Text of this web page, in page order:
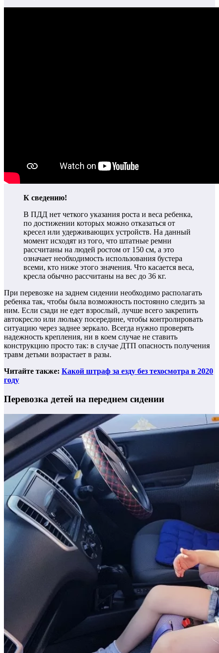
К сведению!
В ПДД нет четкого указания роста и веса ребенка,
по достижении которых можно отказаться от
кресел или удерживающих устройств. На данный
момент исходят из того, что штатные ремни
рассчитаны на людей ростом от 150 см, а это
означает необходимость использования бустера
всеми, кто ниже этого значения. Что касается веса,
кресла обычно рассчитаны на вес до 36 кг.
При перевозке на заднем сидении необходимо располагать
ребенка так, чтобы была возможность постоянно следить за
ним. Если сзади не едет взрослый, лучше всего закрепить
автокресло или люльку посередине, чтобы контролировать
ситуацию через заднее зеркало. Всегда нужно проверять
надежность крепления, ни в коем случае не ставить
конструкцию просто так: в случае ДТП опасность получения
травм детьми возрастает в разы.
Читайте также: Какой штраф за езду без техосмотра в 2020
году
Перевозка детей на переднем сидении